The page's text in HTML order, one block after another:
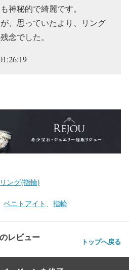
神秘的で綺麗です。
、思っていたより、リング
念でした。
リング(指輪)
ベニトアイト 指輪
レビュー トップへ戻る